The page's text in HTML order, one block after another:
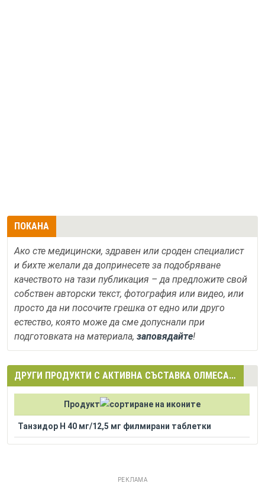
ПОКАНА
Ако сте медицински, здравен или сроден специалист
и бихте желали да допринесете за подобряване
качеството на тази публикация – да предложите свой
собствен авторски текст, фотография или видео, или
просто да ни посочите грешка от едно или друго
естество, която може да сме допуснали при
подготовката на материала, заповядайте!
ДРУГИ ПРОДУКТИ С АКТИВНА СЪСТАВКА ОЛМЕСАРТАН МЕДОКСОМИЛ + ХИДРОХЛОРОТИАЗИД (OLMESARTAN MEDOXOMIL + HYDROCHLOROTHIAZIDE)
Продукт
Танзидор H 40 мг/12,5 мг филмирани таблетки
РЕКЛАМА